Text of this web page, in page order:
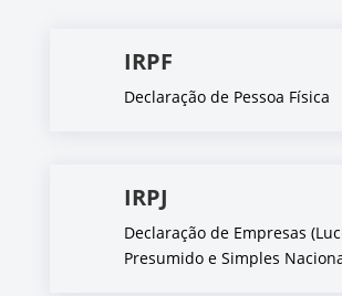
IRPF
Declaração de Pessoa Física
IRPJ
Declaração de Empresas
Presumido e Simples